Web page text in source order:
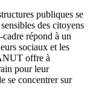
publiques se
des citoyens
répond à un
sociaux et les
offre à
pour leur
se concentrer sur